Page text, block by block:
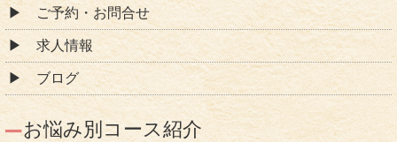
ご予約・お問合せ
求人情報
ブログ
お悩み別コース紹介